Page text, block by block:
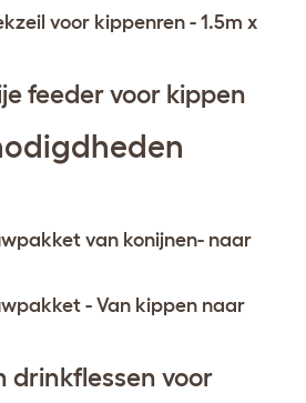
voor kippenren - 1.5m x
feeder voor kippen
van konijnen- naar
- Van kippen naar
drinkflessen voor